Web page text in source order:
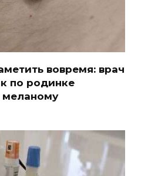
вовремя: врач
по родинке
меланому